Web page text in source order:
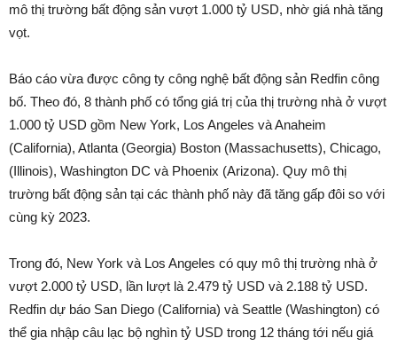
mô thị trường bất động sản vượt 1.000 tỷ USD, nhờ giá nhà tăng
vọt.
Báo cáo vừa được công ty công nghệ bất động sản Redfin công
bố. Theo đó, 8 thành phố có tổng giá trị của thị trường nhà ở vượt
1.000 tỷ USD gồm New York, Los Angeles và Anaheim
(California), Atlanta (Georgia) Boston (Massachusetts), Chicago,
(Illinois), Washington DC và Phoenix (Arizona). Quy mô thị
trường bất động sản tại các thành phố này đã tăng gấp đôi so với
cùng kỳ 2023.
Trong đó, New York và Los Angeles có quy mô thị trường nhà ở
vượt 2.000 tỷ USD, lần lượt là 2.479 tỷ USD và 2.188 tỷ USD.
Redfin dự báo San Diego (California) và Seattle (Washington) có
thể gia nhập câu lạc bộ nghìn tỷ USD trong 12 tháng tới nếu giá